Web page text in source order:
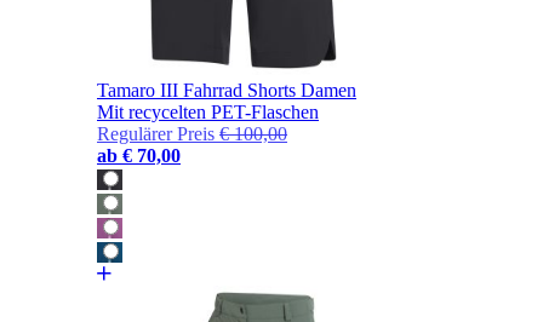
Tamaro III Fahrrad Shorts Damen
Mit recycelten PET-Flaschen
Regulärer Preis € 100,00
ab € 70,00